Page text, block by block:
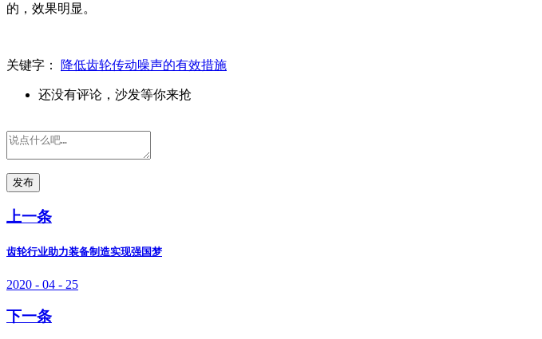
的，效果明显。
关键字： 降低齿轮传动噪声的有效措施
还没有评论，沙发等你来抢
发布
上一条
齿轮行业助力装备制造实现强国梦
2020 - 04 - 25
下一条